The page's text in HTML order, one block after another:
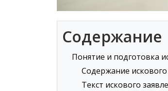
Содержание
Понятие и подготовка
Содержание искового
Текст искового